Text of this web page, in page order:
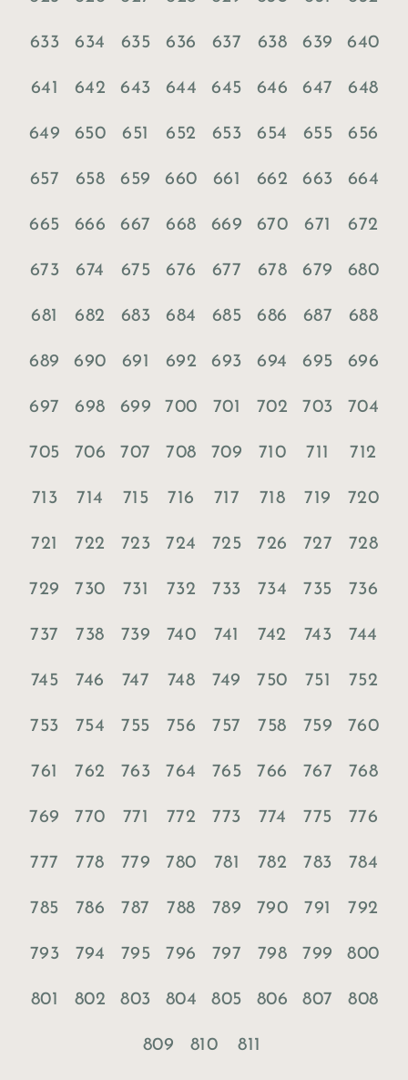
633 634 635 636 637 638 639 640
641 642 643 644 645 646 647 648
649 650 651 652 653 654 655 656
657 658 659 660 661 662 663 664
665 666 667 668 669 670 671 672
673 674 675 676 677 678 679 680
681 682 683 684 685 686 687 688
689 690 691 692 693 694 695 696
697 698 699 700 701 702 703 704
705 706 707 708 709 710 711 712
713 714 715 716 717 718 719 720
721 722 723 724 725 726 727 728
729 730 731 732 733 734 735 736
737 738 739 740 741 742 743 744
745 746 747 748 749 750 751 752
753 754 755 756 757 758 759 760
761 762 763 764 765 766 767 768
769 770 771 772 773 774 775 776
777 778 779 780 781 782 783 784
785 786 787 788 789 790 791 792
793 794 795 796 797 798 799 800
801 802 803 804 805 806 807 808
809 810 811